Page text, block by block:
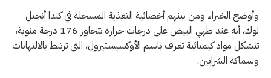
وأوضح الخبراء ومن بينهم أخصائية التغذية المسجلة في كندا أنجيل
لوك، أنه عند طهي البيض على درجات حرارة تتجاوز 176 درجة مئوية،
تتشكل مواد كيميائية تعرف باسم الأوكسيستيرول، التي ترتبط بالالتهابات
وسماكة الشرايين.